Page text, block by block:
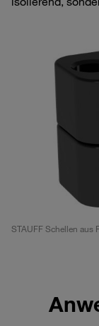
STAUFF Schellen aus